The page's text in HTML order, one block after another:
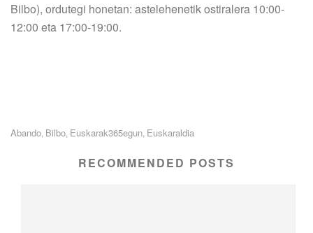
Bilbo), ordutegi honetan: astelehenetik ostiralera 10:00-
12:00 eta 17:00-19:00.
Abando Bilbo Euskarak365egun Euskaraldia
RECOMMENDED POSTS